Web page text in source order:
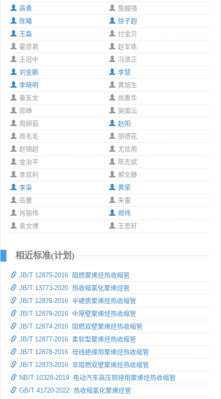
高勇
詹越强
陈曦
徐子超
王磊
付金贝
霍彦君
赵军练
王冠中
冯清正
刘金鹏
李慧
李晓明
黄旭生
秦友文
尚惠华
邵峥
吴国沄
周婉茹
赵阳
周毛毛
邵德花
赵锦超
尤信用
金治平
陈志斌
李双利
郝文静
李枭
黄荣
岳蕾
朱雷
肖丽伟
郑伟
袁文博
王思轩
相近标准(计划)
JB/T 12875-2016 阻燃聚烯烃热收缩管
JB/T 13773-2020 热收缩氯化聚烯烃管
JB/T 12876-2016 半硬质聚烯烃热收缩管
JB/T 12879-2016 中厚壁聚烯烃热收缩管
JB/T 12874-2016 阻燃双壁聚烯烃热收缩管
JB/T 12877-2016 柔软型聚烯烃热收缩管
JB/T 12878-2016 母线绝缘用聚烯烃热收缩管
JB/T 12873-2016 非阻燃双壁聚烯烃热收缩管
NB/T 10328-2019 电动汽车高压铜排用聚烯烃热收缩管
GB/T 41720-2022 热收缩氯化聚烯烃管